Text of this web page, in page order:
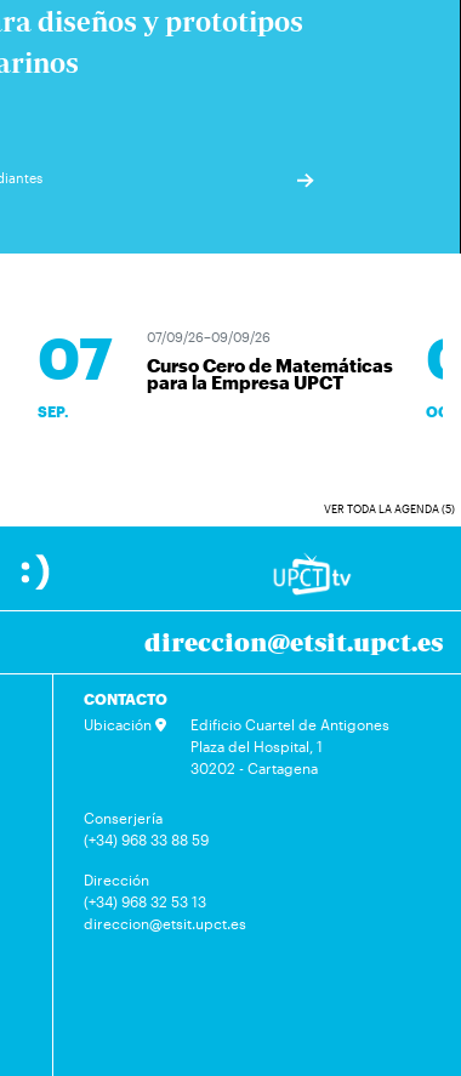
diseños y prototipos
07
SEP.
07/09/26–09/09/26
Curso Cero de Matemáticas
para la Empresa UPCT
OCT.
VER TODA LA AGENDA (5)
direccion@etsit.upct.es
CONTACTO
Ubicación
Edificio Cuartel de Antigones
Plaza del Hospital, 1
30202 - Cartagena
Conserjería
(+34) 968 33 88 59
Dirección
(+34) 968 32 53 13
direccion@etsit.upct.es